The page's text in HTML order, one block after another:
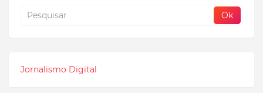
Jornalismo Digital